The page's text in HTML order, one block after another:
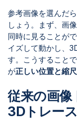
参考画像を選んだ
しょう。まず、画
同時に見ることが
イズして動かし、
す。こうすること
が正しい位置と縮尺
従来の画
3Dトレー